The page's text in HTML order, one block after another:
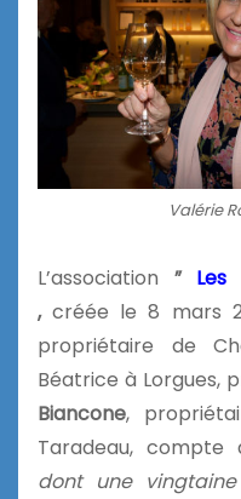
Valérie
L’association ” Les
,créée le 8 mars
propriétaire de
Béatrice à Lorgues,
Biancone,
Taradeau, compte
dont une